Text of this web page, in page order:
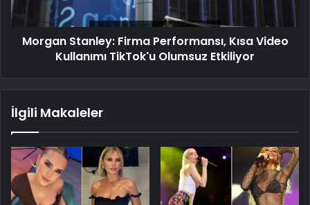
Morgan Stanley: Firma Performansı, Kısa Video
Kullanımı TikTok'u Olumsuz Etkiliyor
İlgili Makaleler